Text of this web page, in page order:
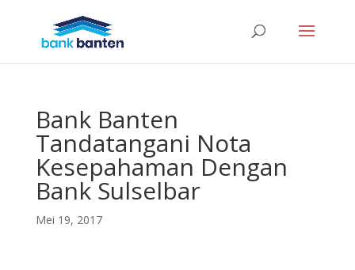
Bank Banten
Tandatangani Nota
Kesepahaman Dengan
Bank Sulselbar
Mei 19, 2017